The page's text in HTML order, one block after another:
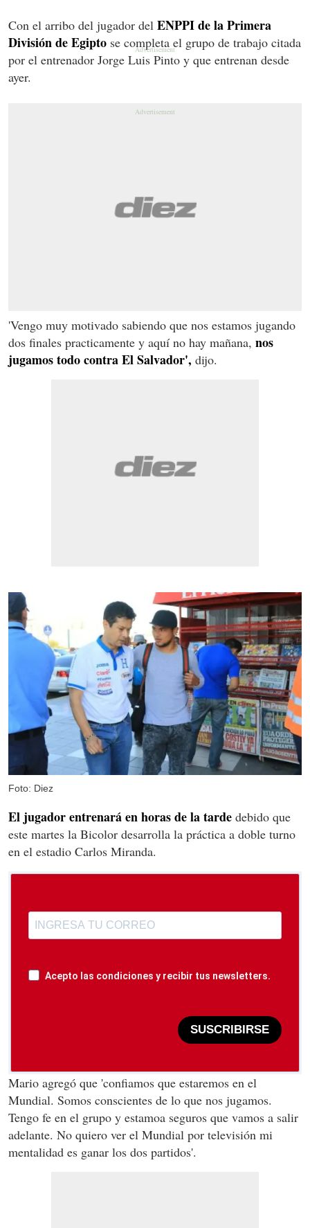
Con el arribo del jugador del ENPPI de la Primera
División de Egipto se completa el grupo de trabajo citada
por el entrenador Jorge Luis Pinto y que entrenan desde
ayer.
'Vengo muy motivado sabiendo que nos estamos jugando
dos finales practicamente y aquí no hay mañana, nos
jugamos todo contra El Salvador', dijo.
Foto: Diez
El jugador entrenará en horas de la tarde debido que
este martes la Bicolor desarrolla la práctica a doble turno
en el estadio Carlos Miranda.
Acepto las condiciones y recibir tus newsletters.
SUSCRIBIRSE
Mario agregó que 'confiamos que estaremos en el
Mundial. Somos conscientes de lo que nos jugamos.
Tengo fe en el grupo y estamoa seguros que vamos a salir
adelante. No quiero ver el Mundial por televisión mi
mentalidad es ganar los dos partidos'.